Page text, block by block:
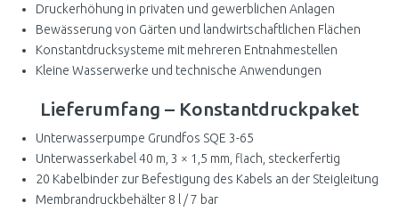
Druckerhöhung in privaten und gewerblichen Anlagen
Bewässerung von Gärten und landwirtschaftlichen Flächen
Konstantdrucksysteme mit mehreren Entnahmestellen
Kleine Wasserwerke und technische Anwendungen
Lieferumfang – Konstantdruckpaket
Unterwasserpumpe Grundfos SQE 3-65
Unterwasserkabel 40 m, 3 × 1,5 mm, flach, steckerfertig
20 Kabelbinder zur Befestigung des Kabels an der Steigleitung
Membrandruckbehälter 8 l / 7 bar